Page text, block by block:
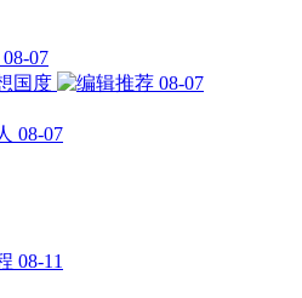
08-07
国度
08-07
08-07
08-11